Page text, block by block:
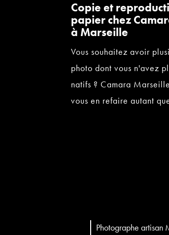
Copie et
papier chez
à Marseille
Vous souhaitez avoir
photo dont vous n'avez
natifs ? Camara
vous en refaire autant
Photographe artisan